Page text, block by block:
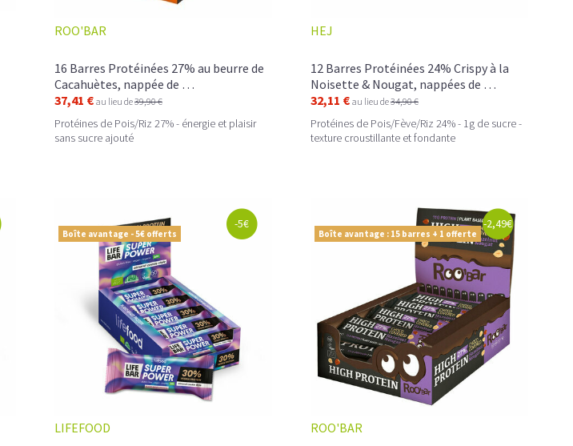
ROO'BAR
16 Barres Protéinées 27% au beurre de
Cacahuètes, nappée de …
37,41 € au lieu de39,90 €
Protéines de Pois/Riz 27% - énergie et plaisir
sans sucre ajouté
HEJ
12 Barres Protéinées 24% Crispy à la
Noisette & Nougat, nappées de …
32,11 € au lieu de34,90 €
Protéines de Pois/Fève/Riz 24% - 1g de sucre -
texture croustillante et fondante
Boîte avantage - 5€ offerts
-5€
LIFEFOOD
Boîte avantage : 15 barres + 1 offerte
-2,49€
ROO'BAR